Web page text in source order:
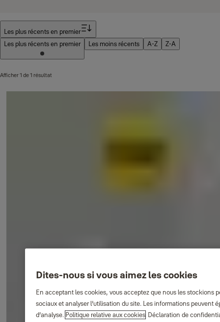
Les plus récents en premier
Les plus récents en premier
Les moins récents A-Z Z-A
Afficher 1 de 1 résultat
Dites-nous si vous aimez les cookies
En acceptant les cookies, vous acceptez que nous les
sociaux et analyser l’utilisation du site. Les informations peuvent
d’analyse. Politique relative aux cookies Déclaration de